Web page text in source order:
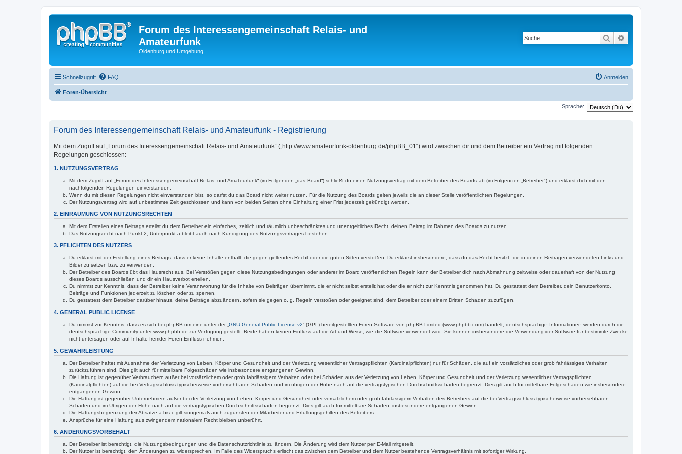
Forum des Interessengemeinschaft Relais- und
Amateurfunk
Oldenburg und Umgebung
Suche
Schnellzugriff FAQ Anmelden
Foren-Übersicht
Sprache:
Forum des Interessengemeinschaft Relais- und Amateurfunk - Registrierung
Mit dem Zugriff auf „Forum des Interessengemeinschaft Relais- und Amateurfunk“ („http://www.amateurfunk-oldenburg.de/phpBB_01“) wird zwischen dir und dem Betreiber ein Vertrag mit folgenden
Regelungen geschlossen:
1. NUTZUNGSVERTRAG
Mit dem Zugriff auf „Forum des Interessengemeinschaft Relais- und Amateurfunk“ (im Folgenden „das Board“) schließt du einen Nutzungsvertrag mit dem Betreiber des Boards ab (im Folgenden „Betreiber“) und erklärst dich mit den
nachfolgenden Regelungen einverstanden.
Wenn du mit diesen Regelungen nicht einverstanden bist, so darfst du das Board nicht weiter nutzen. Für die Nutzung des Boards gelten jeweils die an dieser Stelle veröffentlichten Regelungen.
Der Nutzungsvertrag wird auf unbestimmte Zeit geschlossen und kann von beiden Seiten ohne Einhaltung einer Frist jederzeit gekündigt werden.
2. EINRÄUMUNG VON NUTZUNGSRECHTEN
Mit dem Erstellen eines Beitrags erteilst du dem Betreiber ein einfaches, zeitlich und räumlich unbeschränktes und unentgeltliches Recht, deinen Beitrag im Rahmen des Boards zu nutzen.
Das Nutzungsrecht nach Punkt 2, Unterpunkt a bleibt auch nach Kündigung des Nutzungsvertrages bestehen.
3. PFLICHTEN DES NUTZERS
Du erklärst mit der Erstellung eines Beitrags, dass er keine Inhalte enthält, die gegen geltendes Recht oder die guten Sitten verstoßen. Du erklärst insbesondere, dass du das Recht besitzt, die in deinen Beiträgen verwendeten Links und
Bilder zu setzen bzw. zu verwenden.
Der Betreiber des Boards übt das Hausrecht aus. Bei Verstößen gegen diese Nutzungsbedingungen oder anderer im Board veröffentlichten Regeln kann der Betreiber dich nach Abmahnung zeitweise oder dauerhaft von der Nutzung
dieses Boards ausschließen und dir ein Hausverbot erteilen.
Du nimmst zur Kenntnis, dass der Betreiber keine Verantwortung für die Inhalte von Beiträgen übernimmt, die er nicht selbst erstellt hat oder die er nicht zur Kenntnis genommen hat. Du gestattest dem Betreiber, dein Benutzerkonto,
Beiträge und Funktionen jederzeit zu löschen oder zu sperren.
Du gestattest dem Betreiber darüber hinaus, deine Beiträge abzuändern, sofern sie gegen o. g. Regeln verstoßen oder geeignet sind, dem Betreiber oder einem Dritten Schaden zuzufügen.
4. GENERAL PUBLIC LICENSE
Du nimmst zur Kenntnis, dass es sich bei phpBB um eine unter der „ GNU General Public License v2“ (GPL) bereitgestellten Foren-Software von phpBB Limited (www.phpbb.com) handelt; deutschsprachige Informationen werden durch die
deutschsprachige Community unter www.phpbb.de zur Verfügung gestellt. Beide haben keinen Einfluss auf die Art und Weise, wie die Software verwendet wird. Sie können insbesondere die Verwendung der Software für bestimmte Zwecke
nicht untersagen oder auf Inhalte fremder Foren Einfluss nehmen.
5. GEWÄHRLEISTUNG
Der Betreiber haftet mit Ausnahme der Verletzung von Leben, Körper und Gesundheit und der Verletzung wesentlicher Vertragspflichten (Kardinalpflichten) nur für Schäden, die auf ein vorsätzliches oder grob fahrlässiges Verhalten
zurückzuführen sind. Dies gilt auch für mittelbare Folgeschäden wie insbesondere entgangenen Gewinn.
Die Haftung ist gegenüber Verbrauchern außer bei vorsätzlichem oder grob fahrlässigem Verhalten oder bei Schäden aus der Verletzung von Leben, Körper und Gesundheit und der Verletzung wesentlicher Vertragspflichten
(Kardinalpflichten) auf die bei Vertragsschluss typischerweise vorhersehbaren Schäden und im übrigen der Höhe nach auf die vertragstypischen Durchschnittsschäden begrenzt. Dies gilt auch für mittelbare Folgeschäden wie insbesondere
entgangenen Gewinn.
Die Haftung ist gegenüber Unternehmern außer bei der Verletzung von Leben, Körper und Gesundheit oder vorsätzlichem oder grob fahrlässigem Verhalten des Betreibers auf die bei Vertragsschluss typischerweise vorhersehbaren
Schäden und im Übrigen der Höhe nach auf die vertragstypischen Durchschnittsschäden begrenzt. Dies gilt auch für mittelbare Schäden, insbesondere entgangenen Gewinn.
Die Haftungsbegrenzung der Absätze a bis c gilt sinngemäß auch zugunsten der Mitarbeiter und Erfüllungsgehilfen des Betreibers.
Ansprüche für eine Haftung aus zwingendem nationalem Recht bleiben unberührt.
6. ÄNDERUNGSVORBEHALT
Der Betreiber ist berechtigt, die Nutzungsbedingungen und die Datenschutzrichtlinie zu ändern. Die Änderung wird dem Nutzer per E-Mail mitgeteilt.
Der Nutzer ist berechtigt, den Änderungen zu widersprechen. Im Falle des Widerspruchs erlischt das zwischen dem Betreiber und dem Nutzer bestehende Vertragsverhältnis mit sofortiger Wirkung.